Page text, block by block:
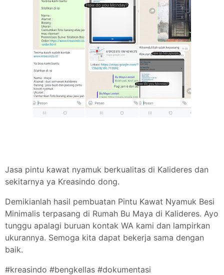
Jasa pintu kawat nyamuk berkualitas di Kalideres dan
sekitarnya ya Kreasindo dong.
Demikianlah hasil pembuatan Pintu Kawat Nyamuk Besi
Minimalis terpasang di Rumah Bu Maya di Kalideres. Ayo
tunggu apalagi buruan kontak WA kami dan lampirkan
ukurannya. Semoga kita dapat bekerja sama dengan
baik.
#kreasindo #bengkellas #dokumentasi